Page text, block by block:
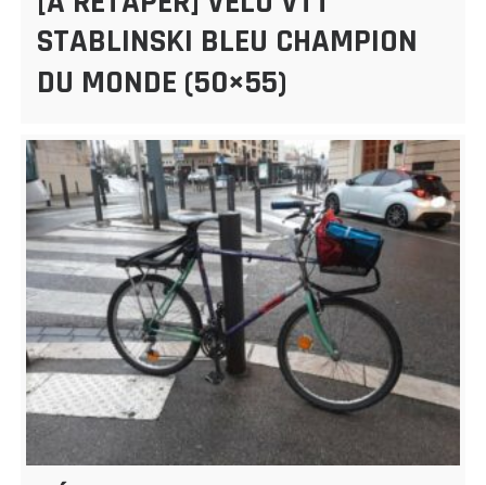
STABLINSKI BLEU CHAMPION
DU MONDE (50×55)